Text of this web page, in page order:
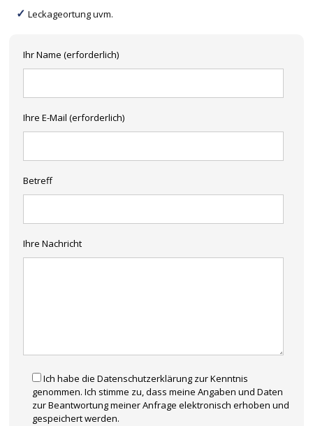
Leckageortung uvm.
Ihr Name (erforderlich)
Ihre E-Mail (erforderlich)
Betreff
Ihre Nachricht
Ich habe die Datenschutzerklärung zur Kenntnis
genommen. Ich stimme zu, dass meine Angaben und Daten
zur Beantwortung meiner Anfrage elektronisch erhoben und
gespeichert werden.